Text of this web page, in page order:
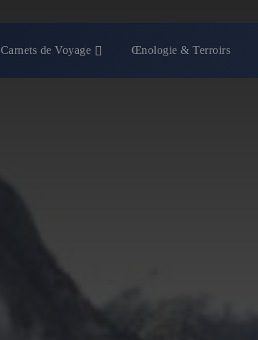
Carnets de Voyage Œnologie & Terroirs